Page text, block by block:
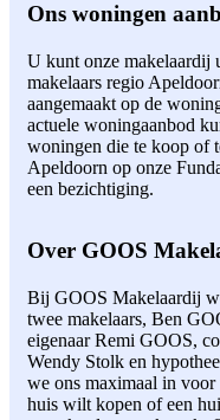
Ons woningen
U kunt onze makelaardij
makelaars regio
aangemaakt op de
actuele woningaanbod
woningen die te koop of
Apeldoorn op onze
een bezichtiging.
Over GOOS
Bij GOOS Makelaardij
twee makelaars, Ben
eigenaar Remi GOOS,
Wendy Stolk en
we ons maximaal in
huis wilt kopen of een